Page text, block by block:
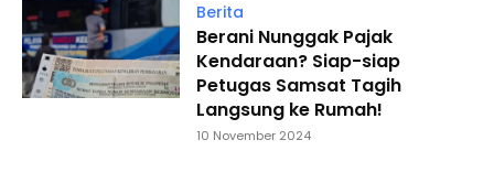
Berita
Berani Nunggak Pajak
Kendaraan? Siap-siap
Petugas Samsat Tagih
Langsung ke Rumah!
10 November 2024